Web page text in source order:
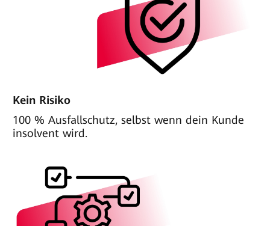
Kein Risiko
100 % Ausfallschutz, selbst wenn dein Kunde
insolvent wird.